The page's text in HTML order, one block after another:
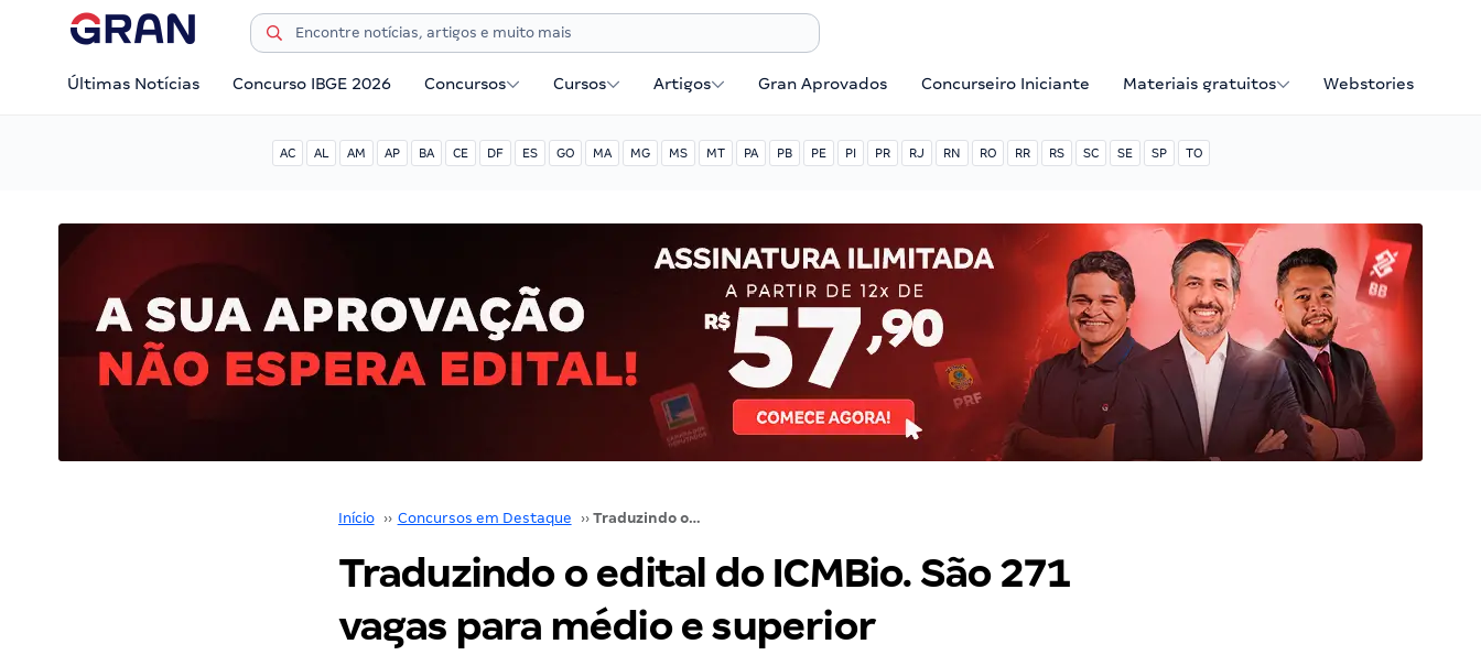
Últimas Notícias Concurso IBGE 2026 Concursos Cursos Artigos Gran Aprovados Concurseiro Iniciante Materiais gratuitos Webstories
AC AL AM AP BA CE DF ES GO MA MG MS MT PA PB PE PI PR RJ RN RO RR RS SC SE SP TO
Início ›› Concursos em Destaque ›› Traduzindo o edital do ICMBio. São 271 vagas para médio e superior
Traduzindo o edital do ICMBio. São 271
vagas para médio e superior